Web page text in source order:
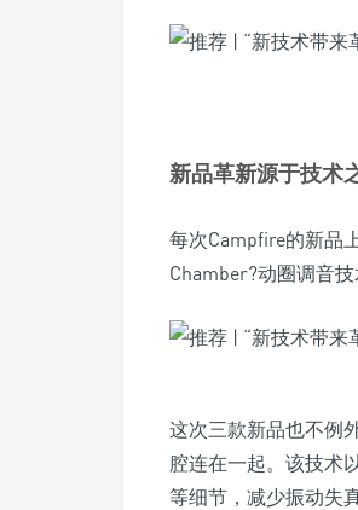
新品革新源于技术
每次Campfire的新品
Chamber?动圈调音
这次三款新品也不例
腔连在一起。该技术
等细节，减少振动失